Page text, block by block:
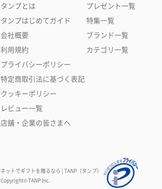
タンプとは
タンプはじめてガイド
会社概要
利用規約
プライバシーポリシー
特定商取引法に基づく表記
クッキーポリシー
レビュー一覧
店舗・企業の皆さまへ
プレゼント一覧
特集一覧
ブランド一覧
カテゴリ一覧
ネットでギフトを贈るなら | TANP（タンプ）
Copyright© TANP Inc.